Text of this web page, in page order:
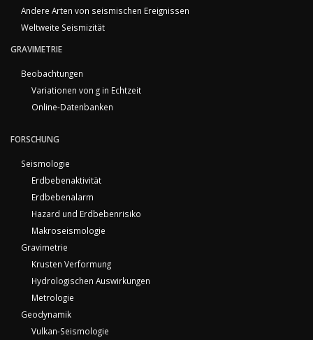
Andere Arten von seismischen Ereignissen
Weltweite Seismizität
GRAVIMETRIE
Beobachtungen
Variationen von g in Echtzeit
Online-Datenbanken
FORSCHUNG
Seismologie
Erdbebenaktivität
Erdbebenalarm
Hazard und Erdbebenrisiko
Makroseismologie
Gravimetrie
Krusten Verformung
Hydrologischen Auswirkungen
Metrologie
Geodynamik
Vulkan-Seismologie